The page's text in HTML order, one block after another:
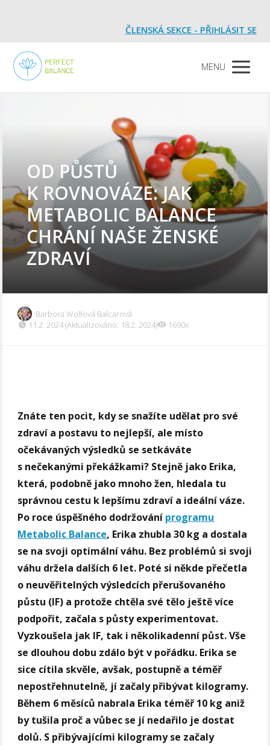
ČLENSKÁ SEKCE - PŘIHLÁSIT SE
MENU
OD PŮSTŮ
K ROVNOVÁZE: JAK
METABOLIC BALANCE
CHRÁNÍ NAŠE ŽENSKÉ
ZDRAVÍ
Barbora Wolfová Balcarová
11.2. 2024 (Aktualizováno: 18.2. 2024)
1690x
Znáte ten pocit, kdy se snažíte udělat pro své
zdraví a postavu to nejlepší, ale místo
očekávaných výsledků se setkáváte
s nečekanými překážkami? Stejně jako Erika,
která, podobně jako mnoho žen, hledala tu
správnou cestu k lepšímu zdraví a ideální váze.
Po roce úspěšného dodržování programu
Metabolic Balance, Erika zhubla 30 kg a dostala
se na svoji optimální váhu. Bez problémů si svoji
váhu držela dalších 6 let. Poté si někde přečetla
o neuvěřitelných výsledcích přerušovaného
půstu (IF) a protože chtěla své tělo ještě více
podpořit, začala s půsty experimentovat.
Vyzkoušela jak IF, tak i několikadenní půst. Vše
se dlouhou dobu zdálo být v pořádku. Erika se
sice cítila skvěle, avšak, postupně a téměř
nepostřehnutelně, jí začaly přibývat kilogramy.
Během 6 měsíců nabrala Erika téměř 10 kg aniž
by tušila proč a vůbec se jí nedařilo je dostat
dolů. S přibývajícími kilogramy se začaly